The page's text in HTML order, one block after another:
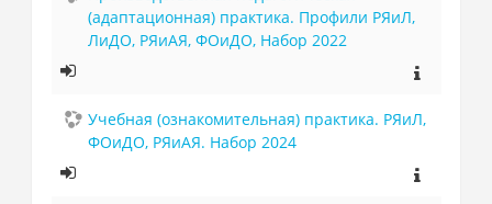
(адаптационная) практика. Профили РЯиЛ,
ЛиДО, РЯиАЯ, ФОиДО, Набор 2022
Учебная (ознакомительная) практика. РЯиЛ,
ФОиДО, РЯиАЯ. Набор 2024